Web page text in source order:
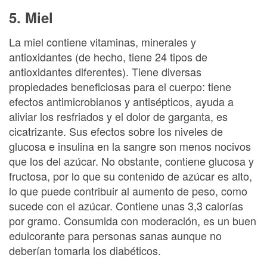
5. Miel
La miel contiene vitaminas, minerales y
antioxidantes (de hecho, tiene 24 tipos de
antioxidantes diferentes). Tiene diversas
propiedades beneficiosas para el cuerpo: tiene
efectos antimicrobianos y antisépticos, ayuda a
aliviar los resfriados y el dolor de garganta, es
cicatrizante. Sus efectos sobre los niveles de
glucosa e insulina en la sangre son menos nocivos
que los del azúcar. No obstante, contiene glucosa y
fructosa, por lo que su contenido de azúcar es alto,
lo que puede contribuir al aumento de peso, como
sucede con el azúcar. Contiene unas 3,3 calorías
por gramo. Consumida con moderación, es un buen
edulcorante para personas sanas aunque no
deberían tomarla los diabéticos.